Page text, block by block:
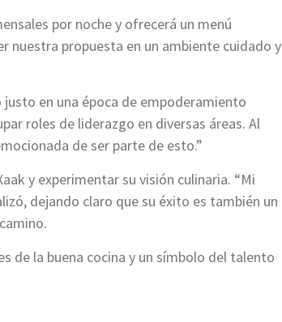
por noche y ofrecerá un menú
nuestra propuesta en un ambiente cuidado y
en una época de empoderamiento
roles de liderazgo en diversas áreas. Al
de ser parte de esto.”
y experimentar su visión culinaria. “Mi
dejando claro que su éxito es también un
de la buena cocina y un símbolo del talento